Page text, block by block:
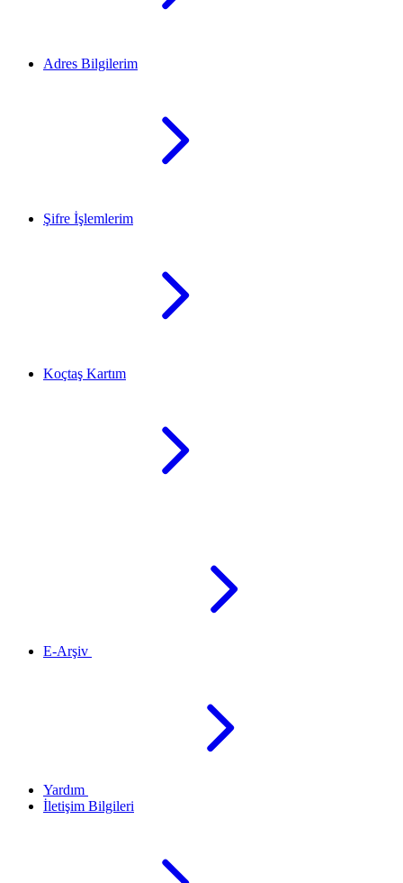
Adres Bilgilerim
Şifre İşlemlerim
Koçtaş Kartım
E-Arşiv
Yardım
İletişim Bilgileri